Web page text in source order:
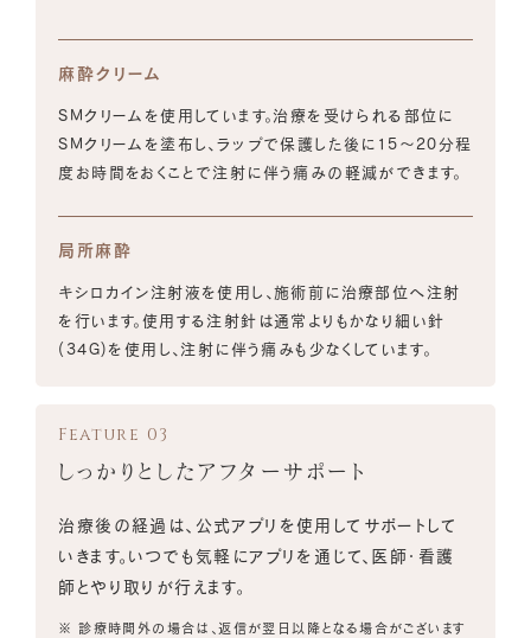
麻酔クリーム
SMクリームを使用しています。治療を受けられる部位に
SMクリームを塗布し、ラップで保護した後に15～20分程
度お時間をおくことで注射に伴う痛みの軽減ができます。
局所麻酔
キシロカイン注射液を使用し、施術前に治療部位へ注射
を行います。使用する注射針は通常よりもかなり細い針
(34G)を使用し、注射に伴う痛みも少なくしています。
しっかりとしたアフターサポート
治療後の経過は、公式アプリを使用してサポートして
いきます。いつでも気軽にアプリを通じて、医師・看護
師とやり取りが行えます。
※ 診療時間外の場合は、返信が翌日以降となる場合がございます